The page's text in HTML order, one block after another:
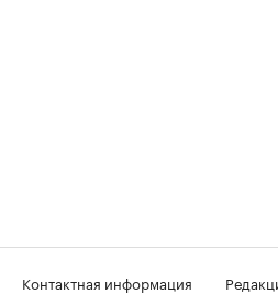
Контактная информация